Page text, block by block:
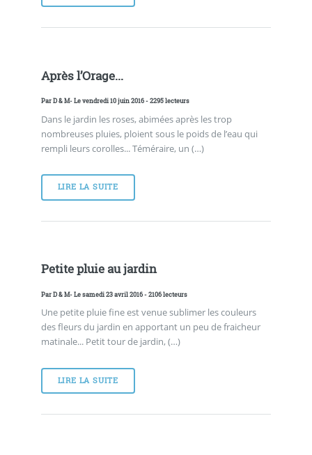
Après l’Orage...
ParD & M- Le vendredi 10 juin 2016 - 2295 lecteurs
Dans le jardin les roses, abimées après les trop
nombreuses pluies, ploient sous le poids de l’eau qui
rempli leurs corolles... Téméraire, un (…)
LIRE LA SUITE
Petite pluie au jardin
ParD & M- Le samedi 23 avril 2016 - 2106 lecteurs
Une petite pluie fine est venue sublimer les couleurs
des fleurs du jardin en apportant un peu de fraicheur
matinale... Petit tour de jardin, (…)
LIRE LA SUITE